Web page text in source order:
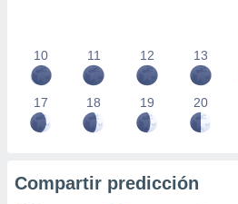
10 11 12 13
17 18 19 20
Compartir predicción